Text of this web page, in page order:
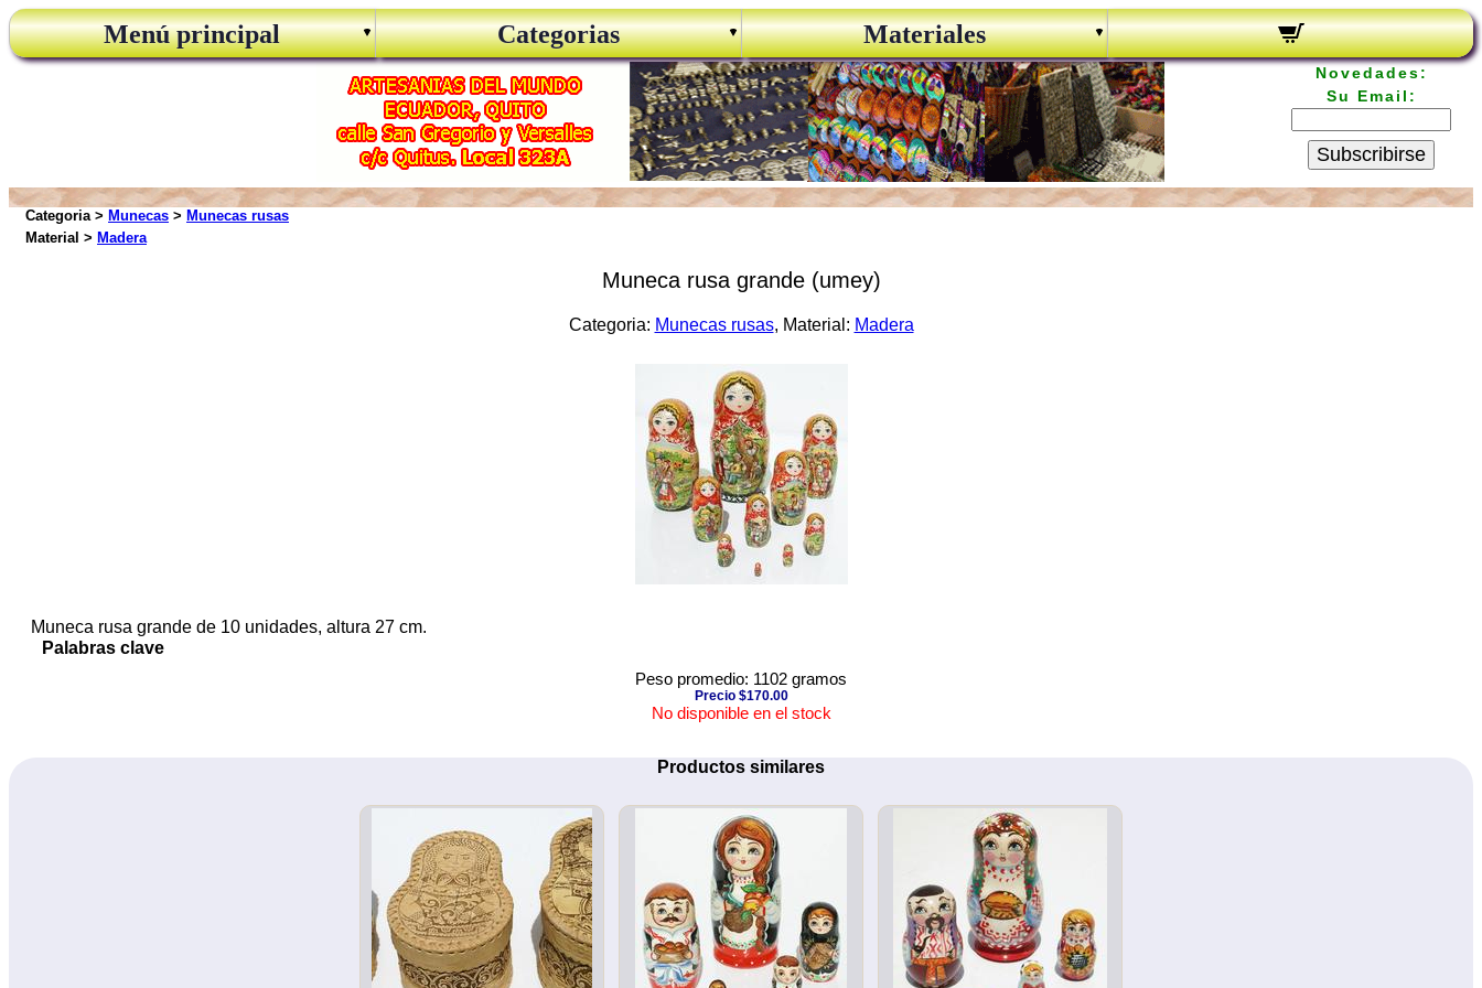
Menú principal Categorias Materiales
Novedades:
Su Email:
Subscribirse
Categoria > Munecas > Munecas rusas
Material > Madera
Muneca rusa grande (umey)
Categoria: Munecas rusas, Material: Madera
Muneca rusa grande de 10 unidades, altura 27 cm.
Palabras clave
Peso promedio: 1102 gramos
Precio $170.00
No disponible en el stock
Productos similares